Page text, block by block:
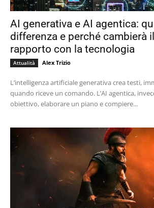
AI generativa e AI agentica:
differenza e perché cambierà
rapporto con la tecnologia
Attualità Alex Trizio
L’intelligenza artificiale generativa crea testi,
quando riceve un comando. L’AI agentica,
obiettivo, elaborare un piano e compiere...